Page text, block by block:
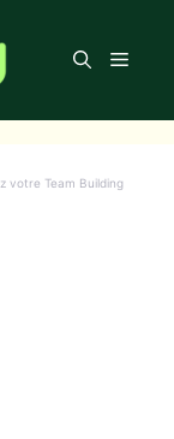
Menu
votre Team Building